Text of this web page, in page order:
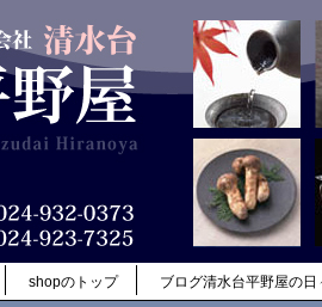
shopのトップ ブログ清水台平野屋の日